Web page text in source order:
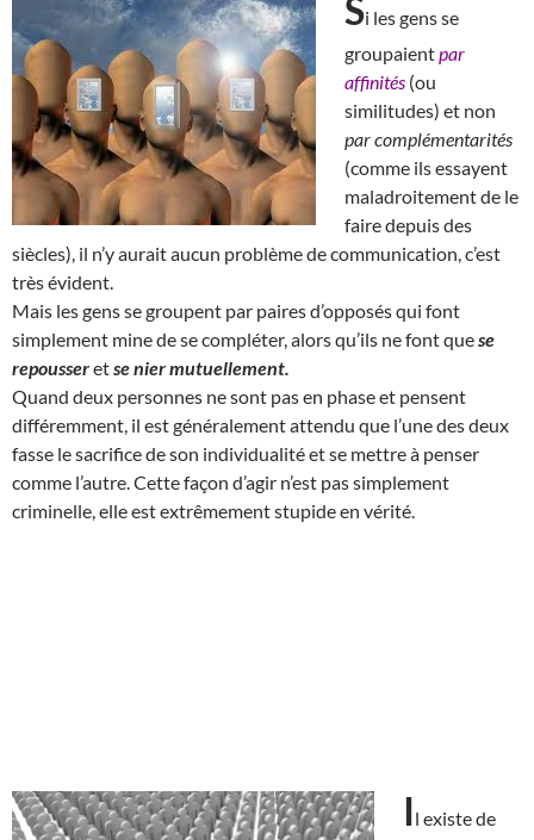
Si les gens se
groupaientpar
affinités (ou
similitudes) et non
par complémentarités
(comme ils essayent
maladroitement de le
faire depuis des
siècles), il n’y aurait aucun problème de communication, c’est
très évident.
Mais les gens se groupent par paires d’opposés qui font
simplement mine de se compléter, alors qu’ils ne font quese
repousseretse nier mutuellement.
Quand deux personnes ne sont pas en phase et pensent
différemment, il est généralement attendu que l’une des deux
fasse le sacrifice de son individualité et se mettre à penser
comme l’autre. Cette façon d’agir n’est pas simplement
criminelle, elle est extrêmement stupide en vérité.
Il existe de